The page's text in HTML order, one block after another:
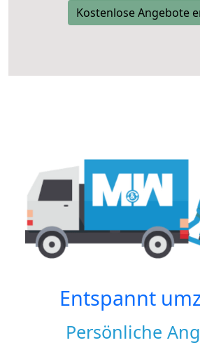
Kostenlose Angebote
Entspannt
Persönliche